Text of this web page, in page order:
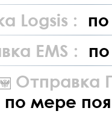
Logsis :
EMS :
Отправка
по мере